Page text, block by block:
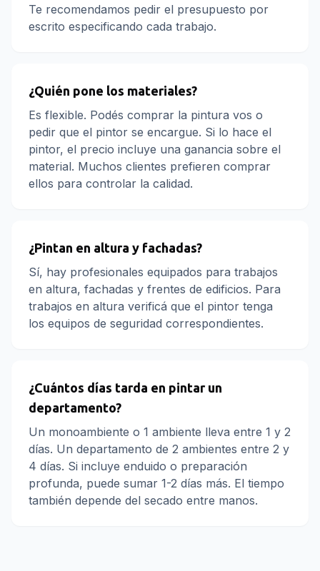
Te recomendamos pedir el presupuesto por
escrito especificando cada trabajo.
¿Quién pone los materiales?
Es flexible. Podés comprar la pintura vos o
pedir que el pintor se encargue. Si lo hace el
pintor, el precio incluye una ganancia sobre el
material. Muchos clientes prefieren comprar
ellos para controlar la calidad.
¿Pintan en altura y fachadas?
Sí, hay profesionales equipados para trabajos
en altura, fachadas y frentes de edificios. Para
trabajos en altura verificá que el pintor tenga
los equipos de seguridad correspondientes.
¿Cuántos días tarda en pintar un
departamento?
Un monoambiente o 1 ambiente lleva entre 1 y 2
días. Un departamento de 2 ambientes entre 2 y
4 días. Si incluye enduido o preparación
profunda, puede sumar 1-2 días más. El tiempo
también depende del secado entre manos.